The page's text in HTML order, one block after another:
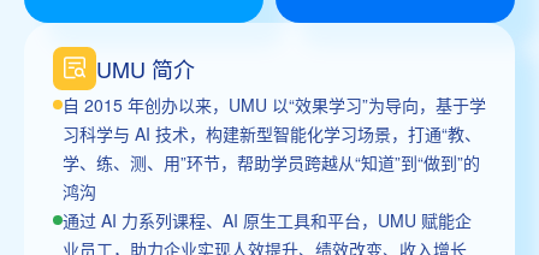
UMU 简介
自 2015 年创办以来，UMU 以“效果学习”为导向，基于学
习科学与 AI 技术，构建新型智能化学习场景，打通“教、
学、练、测、用”环节，帮助学员跨越从“知道”到“做到”的
鸿沟
通过 AI 力系列课程、AI 原生工具和平台，UMU 赋能企
业员工，助力企业实现人效提升、绩效改变、收入增长